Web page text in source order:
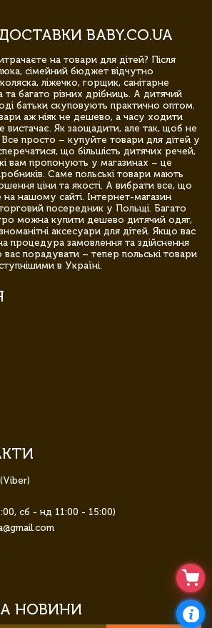
BABY.CO.UA
на товари для дітей? Після
сімейний бюджет відчутно
ліжечко, горщик, санітарне
багато різних дрібниць. А дитячий
батьки скуповують практично оптом.
аж ніяк не дешево, а часу ходити
вистачає. Як заощадити, але так, щоб не
Все просто – купуйте товари для дітей у
що більшість дитячих речей,
вам пропонують у магазинах – це
Саме польські товари мають
ціни та якості. А вибрати все, що
нашому сайті. Інтернет-магазин
посередник у Польщі. Багато
можна купити дешево дитячий одяг,
аксесуари для дітей. Якщо вас
процедура замовлення та здійснення
порадувати – тепер польські товари
в Україні.
сб - нд 11:00 - 15:00)
НОВИНИ